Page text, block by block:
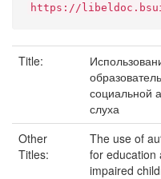
https://
Title:
социальной
слуха
Other
Titles:
The use of
for education
impaired